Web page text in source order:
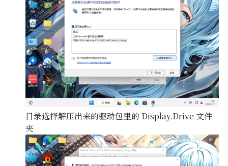
目录选择解压出来的驱动包里的 Display.Drive 文件
夹